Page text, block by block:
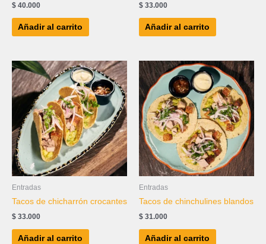
$ 40.000
Añadir al carrito
$ 33.000
Añadir al carrito
Entradas
Tacos de chicharrón crocantes
$ 33.000
Añadir al carrito
Entradas
Tacos de chinchulines blandos
$ 31.000
Añadir al carrito